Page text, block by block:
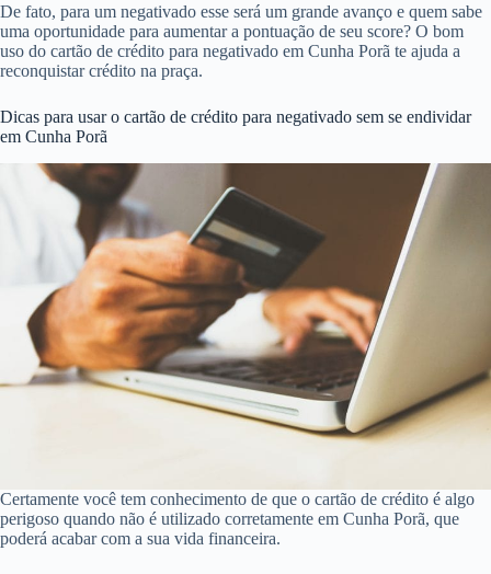
De fato, para um negativado esse será um grande avanço e quem sabe
uma oportunidade para aumentar a pontuação de seu score? O bom
uso do cartão de crédito para negativado em Cunha Porã te ajuda a
reconquistar crédito na praça.
Dicas para usar o cartão de crédito para negativado sem se endividar
em Cunha Porã
Certamente você tem conhecimento de que o cartão de crédito é algo
perigoso quando não é utilizado corretamente em Cunha Porã, que
poderá acabar com a sua vida financeira.